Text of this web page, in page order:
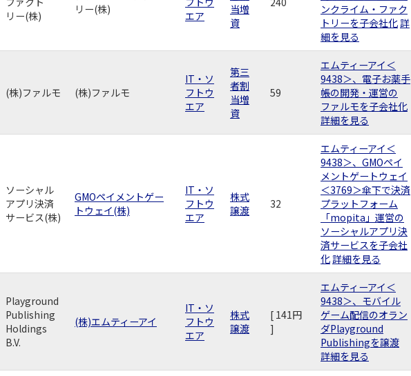
リー(株)
リー(株)
エア
当増
資
ンクライム・ファク
トリーを子会社化詳
細を見る
(株)ファルモ (株)ファルモ
IT・ソ
フトウ
エア
第三
者割
当増
資
59
エムティーアイ＜
9438＞、電子お薬手
帳の開発・運営の
ファルモを子会社化
詳細を見る
ソーシャル
アプリ決済
サービス(株)
GMOペイメントゲー
トウェイ(株)
IT・ソ
フトウ
エア
株式
譲渡
32
エムティーアイ＜
9438＞、GMOペイ
メントゲートウェイ
＜3769＞傘下で決済
プラットフォーム
「mopita」運営の
ソーシャルアプリ決
済サービスを子会社
化詳細を見る
Playground
Publishing
Holdings
B.V.
(株)エムティーアイ
IT・ソ
フトウ
エア
株式
譲渡
[ 141円
]
エムティーアイ＜
9438＞、モバイル
ゲーム配信のオラン
ダPlayground
Publishingを譲渡
詳細を見る